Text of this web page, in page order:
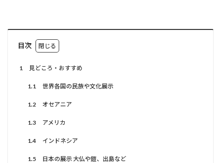
目次
1 見どころ・おすすめ
1.1 世界各国の民族や文化展示
1.2 オセアニア
1.3 アメリカ
1.4 インドネシア
1.5 日本の展示 大仏や鎧、出島など